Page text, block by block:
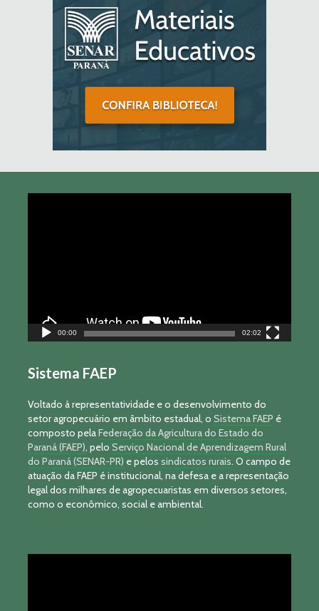
00:00 02:02
Sistema FAEP
Voltado à representatividade e o desenvolvimento do
setor agropecuário em âmbito estadual, o Sistema FAEP é
composto pelaFederação da Agricultura do Estado do
Paraná (FAEP), pelo Serviço Nacional de Aprendizagem Rural
do Paraná (SENAR-PR) e pelos sindicatos rurais. O campo de
atuação da FAEP é institucional, na defesa e a representação
legal dos milhares de agropecuaristas em diversos setores,
como o econômico, social e ambiental.